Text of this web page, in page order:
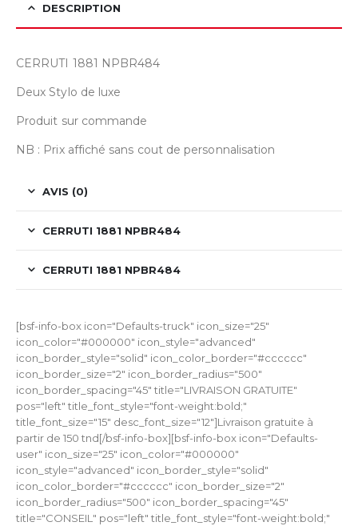
DESCRIPTION
CERRUTI 1881 NPBR484
Deux Stylo de luxe
Produit sur commande
NB : Prix affiché sans cout de personnalisation
AVIS (0)
CERRUTI 1881 NPBR484
CERRUTI 1881 NPBR484
[bsf-info-box icon="Defaults-truck" icon_size="25"
icon_color="#000000" icon_style="advanced"
icon_border_style="solid" icon_color_border="#cccccc"
icon_border_size="2" icon_border_radius="500"
icon_border_spacing="45" title="LIVRAISON GRATUITE"
pos="left" title_font_style="font-weight:bold;"
title_font_size="15" desc_font_size="12"]Livraison gratuite à
partir de 150 tnd[/bsf-info-box][bsf-info-box icon="Defaults-
user" icon_size="25" icon_color="#000000"
icon_style="advanced" icon_border_style="solid"
icon_color_border="#cccccc" icon_border_size="2"
icon_border_radius="500" icon_border_spacing="45"
title="CONSEIL" pos="left" title_font_style="font-weight:bold;"